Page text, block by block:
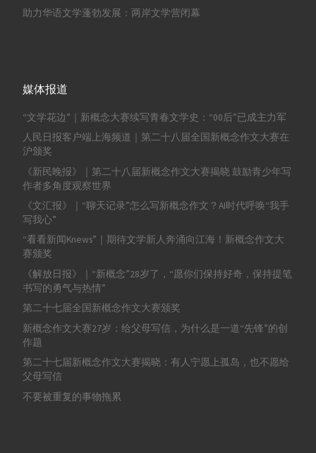
助力华语文学蓬勃发展：两岸文学营闭幕
媒体报道
“文学花边”｜新概念大赛续写青春文学史：“00后”已成主力军
人民日报客户端上海频道｜第二十八届全国新概念作文大赛在
沪颁奖
《新民晚报》｜第二十八届新概念作文大赛揭晓 鼓励青少年写
作者多角度观察世界
《文汇报》｜“聊天记录”怎么写新概念作文？AI时代呼唤“我手
写我心”
“看看新闻Knews”｜期待文学新人奔涌向江海！新概念作文大
赛颁奖
《解放日报》｜“新概念”28岁了，“愿你们保持好奇，保持提笔
书写的勇气与热情”
第二十七届全国新概念作文大赛颁奖
新概念作文大赛27岁：给父母写信，为什么是一道“先锋”的创
作题
第二十七届新概念作文大赛揭晓：有人宁愿上孤岛，也不愿给
父母写信
不要被重复的事物拖累